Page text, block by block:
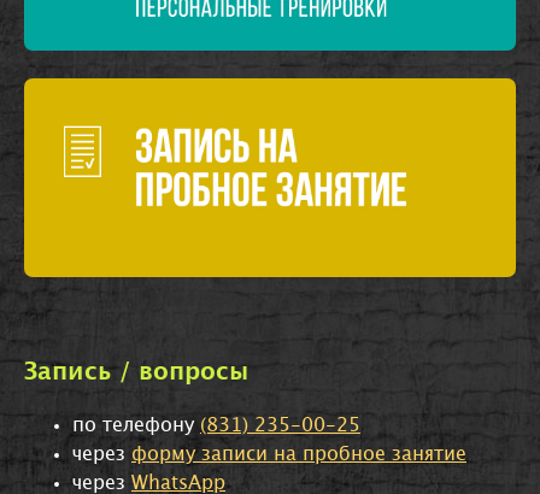
Запись / вопросы
по телефону (831) 235-00-25
через форму записи на пробное занятие
через WhatsApp